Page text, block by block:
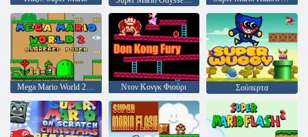
Mega Mario World 2 Awakened Power Ντον Κονγκ Φιούρι Σούπερτα